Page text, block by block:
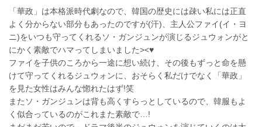
「華政」は本格派時代劇なので、韓国の歴史には疎い私には正直
よく分からない部分もあったのですが(汗)、主人公ファイ(イ・ヨ
ニ)をいつも守ってくれるソ・ガンジュンが演じるジュウォンがと
にかく素敵でハマってしまいました><♥
ファイを子供のころから一途に想い続け、その後もずっと命を懸
けて守ってくれるジュウォンに、おそらく私だけでなく「華政」
を見た女性はみんな惚れたはず!笑
またソ・ガンジュンは背も高くすらっとしているので、韓服もよ
く似合っているのがこれまた素敵で…!